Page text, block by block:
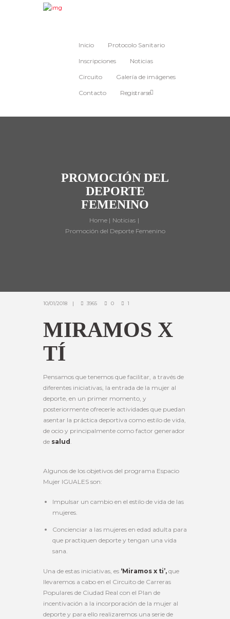
Inicio Protocolo Sanitario
Inscripciones Noticias
Circuito Galería de imágenes
Contacto Registrarse
PROMOCIÓN DEL
DEPORTE
FEMENINO
Home
Noticias
Promoción del Deporte Femenino
10/01/2018 3965 0 1
MIRAMOS X
TÍ
Pensamos que tenemos que facilitar, a través de
diferentes iniciativas, la entrada de la mujer al
deporte, en un primer momento, y
posteriormente ofrecerle actividades que puedan
asentar la práctica deportiva como estilo de vida,
de ocio y principalmente como factor generador
de salud
Algunos de los objetivos del programa Espacio
Mujer IGUALES son:
Impulsar un cambio en el estilo de vida de las
mujeres.
Concienciar a las mujeres en edad adulta para
que practiquen deporte y tengan una vida
sana.
Una de estas iniciativas, es ‘Miramos x ti’, que
llevaremos a cabo en el Circuito de Carreras
Populares de Ciudad Real con el Plan de
incentivación a la incorporación de la mujer al
deporte y para ello realizaremos una serie de